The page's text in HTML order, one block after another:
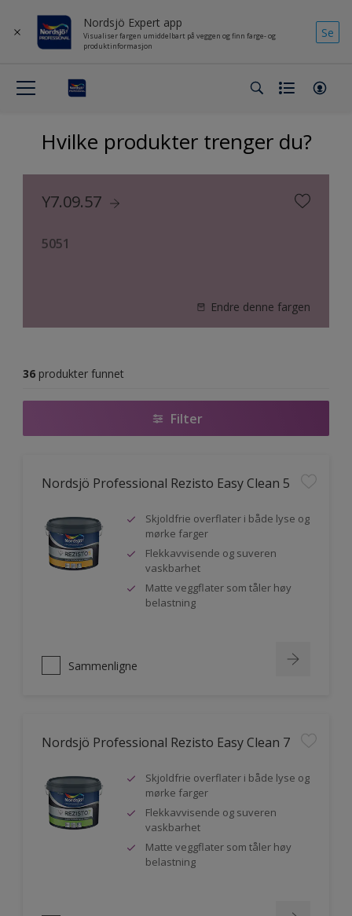
Nordsjö Expert app
Visualiser fargen umiddelbart på veggen og finn farge- og
produktinformasjon
Se
Hvilke produkter trenger du?
Y7.09.57
5051
Endre denne fargen
36 produkter funnet
Filter
Nordsjö Professional Rezisto Easy Clean 5
Skjoldfrie overflater i både lyse og
mørke farger
Flekkavvisende og suveren
vaskbarhet
Matte veggflater som tåler høy
belastning
Sammenligne
Nordsjö Professional Rezisto Easy Clean 7
Skjoldfrie overflater i både lyse og
mørke farger
Flekkavvisende og suveren
vaskbarhet
Matte veggflater som tåler høy
belastning